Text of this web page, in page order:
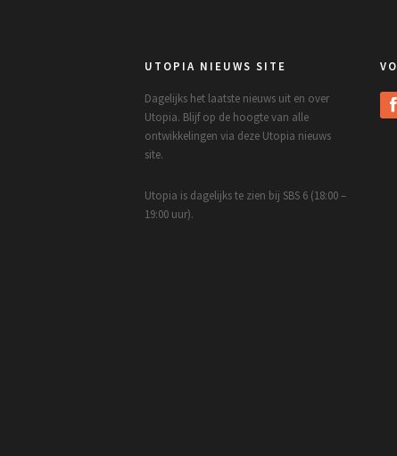
UTOPIA NIEUWS SITE
Dagelijks het laatste nieuws uit en over
Utopia. Blijf op de hoogte van alle
ontwikkelingen via deze Utopia nieuws
site.
Utopia is dagelijks te zien bij SBS 6 (18:00 –
19:00 uur).